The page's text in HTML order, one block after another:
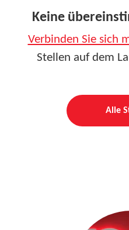
Keine
Verbinden Sie sich
Stellen auf dem
Alle